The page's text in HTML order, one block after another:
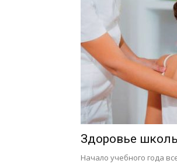
Здоровье
Начало учебного года